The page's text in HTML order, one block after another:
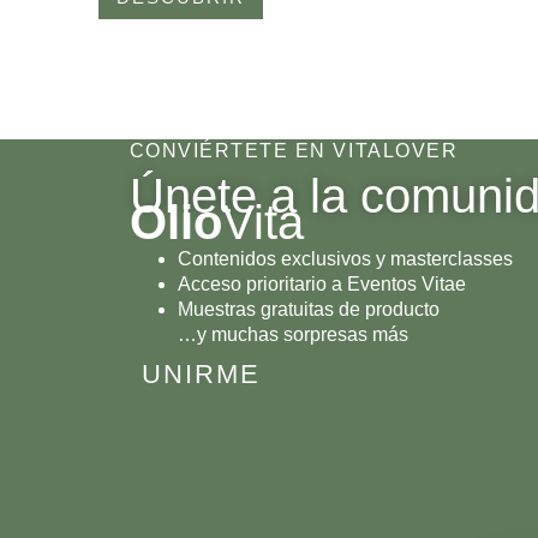
CONVIÉRTETE EN VITALOVER
Únete a la
OlioVita
Contenidos exclusivos y masterclasses
Acceso prioritario a Eventos Vitae
Muestras gratuitas de producto
…y muchas sorpresas más
UNIRME